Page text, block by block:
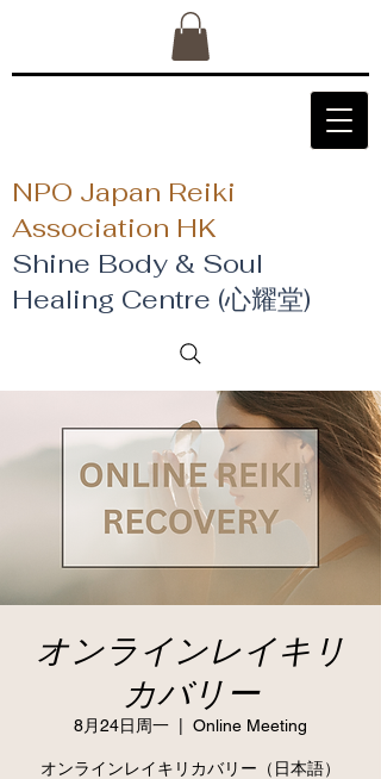
NPO Japan Reiki
Association HK
Shine Body & Soul
Healing Centre (心耀堂)
オンラインレイキリ
カバリー
8月24日周一 Online Meeting
オンラインレイキリカバリー（日本語）